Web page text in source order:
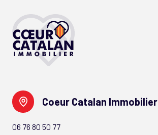
Coeur Catalan Immobilier
06 76 80 50 77